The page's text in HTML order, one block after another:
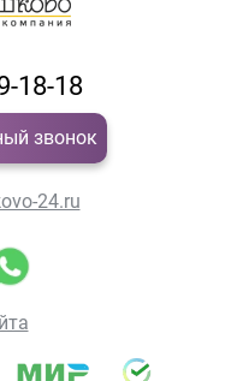
18-18
звонок
24.ru